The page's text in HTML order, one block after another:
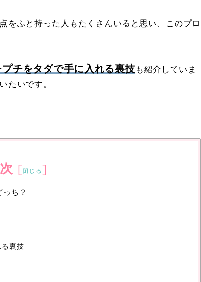
をふと持った人もたくさんいると思い、このプロ
プチをタダで手に入れる裏技 も紹介していま
たいです。
[閉じる]
ち？
裏技